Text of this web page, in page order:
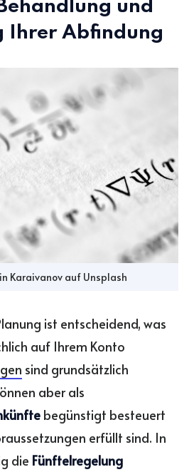
und
Ihrer Abfindung
Karaivanovauf Unsplash
ist entscheidend, was
auf Ihrem Konto
sind grundsätzlich
aber als
begünstigt besteuert
erfüllt sind. In
die Fünftelregelung